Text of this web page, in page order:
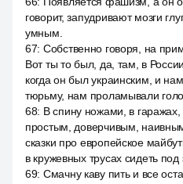
говорит, запудривают мозги
умным.
67: Собственно говоря, на
Вот ты то был, да, там, в
когда он был украинским, и
тюрьму, нам проламывали
68: В спину ножами, в
простым, доверчивым,
сказки про европейское
в кружевных трусах сидеть
69: Смачну каву пить и все